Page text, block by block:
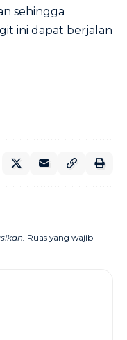
sehingga
ini dapat berjalan
Ruas yang wajib